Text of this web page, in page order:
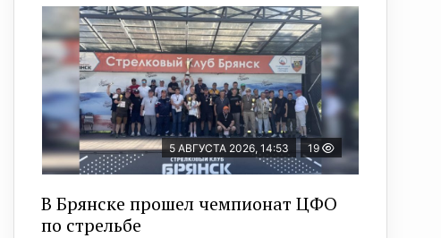
5 АВГУСТА 2026, 14:53 19
В Брянске прошел чемпионат ЦФО
по стрельбе